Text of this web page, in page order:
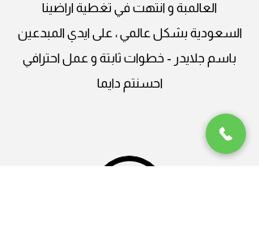
العالمبة و انتهت في تغطية اراضينا
السعودية بشكل عالمي ، على ايدي المبدعين
باسم جلايدر - خطوات ثابتة و عمل احترافي
احسنتم دايما